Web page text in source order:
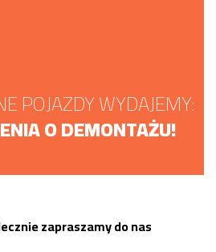
POJAZDY WYDAJEMY:
O DEMONTAŻU!
zapraszamy do nas